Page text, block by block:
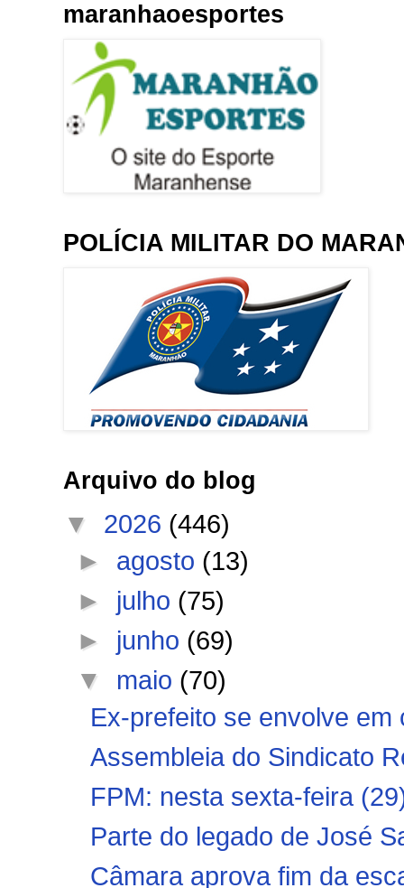
maranhaoesportes
POLÍCIA MILITAR DO
Arquivo do blog
▼ 2026 (446)
► agosto (13)
► julho (75)
► junho (69)
▼ maio (70)
Ex-prefeito se envolve
Assembleia do Sindicato
FPM: nesta sexta-feira
Parte do legado de José
Câmara aprova fim da